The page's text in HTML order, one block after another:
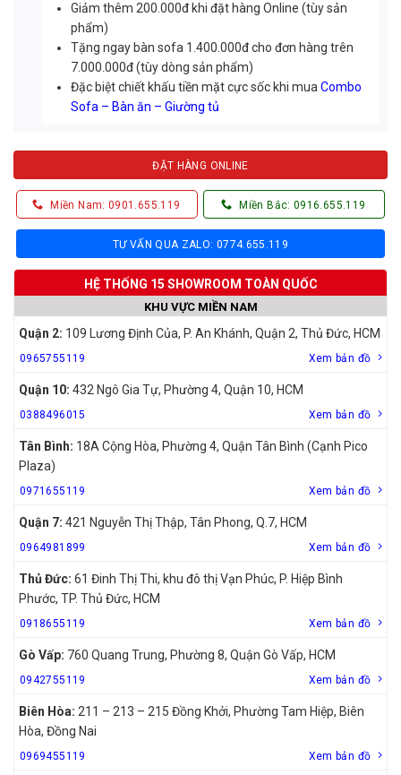
Giảm thêm 200.000đ khi đặt hàng Online (tùy sản
phẩm)
Tặng ngay bàn sofa 1.400.000đ cho đơn hàng trên
7.000.000đ (tùy dòng sản phẩm)
Đặc biệt chiết khấu tiền mặt cực sốc khi muaCombo
Sofa – Bàn ăn – Giường tủ
ĐẶT HÀNG ONLINE
Miền Nam: 0901.655.119 Miền Bắc: 0916.655.119
TƯ VẤN QUA ZALO: 0774.655.119
HỆ THỐNG 15 SHOWROOM TOÀN QUỐC
KHU VỰC MIỀN NAM
Quận 2: 109 Lương Định Của, P. An Khánh, Quận 2, Thủ Đức, HCM
0965755119 Xem bản đồ
Quận 10: 432 Ngô Gia Tự, Phường 4, Quận 10, HCM
0388496015 Xem bản đồ
Tân Bình: 18A Cộng Hòa, Phường 4, Quận Tân Bình (Cạnh Pico
Plaza)
0971655119 Xem bản đồ
Quận 7: 421 Nguyễn Thị Thập, Tân Phong, Q.7, HCM
0964981899 Xem bản đồ
Thủ Đức: 61 Đinh Thị Thi, khu đô thị Vạn Phúc, P. Hiệp Bình
Phước, TP. Thủ Đức, HCM
0918655119 Xem bản đồ
Gò Vấp: 760 Quang Trung, Phường 8, Quận Gò Vấp, HCM
0942755119 Xem bản đồ
Biên Hòa: 211 – 213 – 215 Đồng Khởi, Phường Tam Hiệp, Biên
Hòa, Đồng Nai
0969455119 Xem bản đồ